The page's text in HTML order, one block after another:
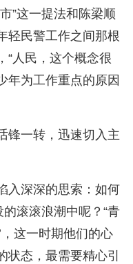
”这一提法和陈梁顺
轻民警工作之间那根
“人民，这个概念很
为工作重点的原因
锋一转，迅速切入主
入深深的思索：如何
滚滚浪潮中呢？“青
，这一时期他们的心
态，最需要精心引